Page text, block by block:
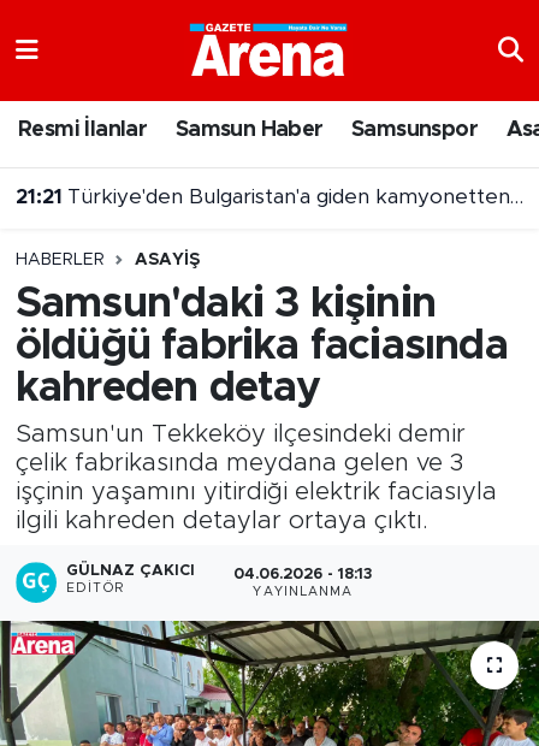
Resmi İlanlar Samsun Haber Samsunspor
21:03 7 Ağustos 2026 On Numara sonuçları açıklandı
HABERLER ASAYIŞ
Samsun'daki 3 kişinin
öldüğü fabrika faciasında
kahreden detay
Samsun'un Tekkeköy ilçesindeki demir
çelik fabrikasında meydana gelen ve 3
işçinin yaşamını yitirdiği elektrik faciasıyla
ilgili kahreden detaylar ortaya çıktı.
GÜLNAZ ÇAKICI
EDITÖR
04.06.2026 - 18:13
YAYINLANMA
Samsun Namaz Vakitleri
Trafik Durumu
Süper Lig Puan Durumu ve Fikstür
Tüm Manşetler
Son Dakika Haberleri
Haber Arşivi